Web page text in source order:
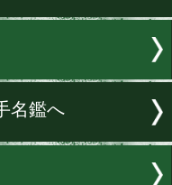
を兼ね備える
ンパクトを残